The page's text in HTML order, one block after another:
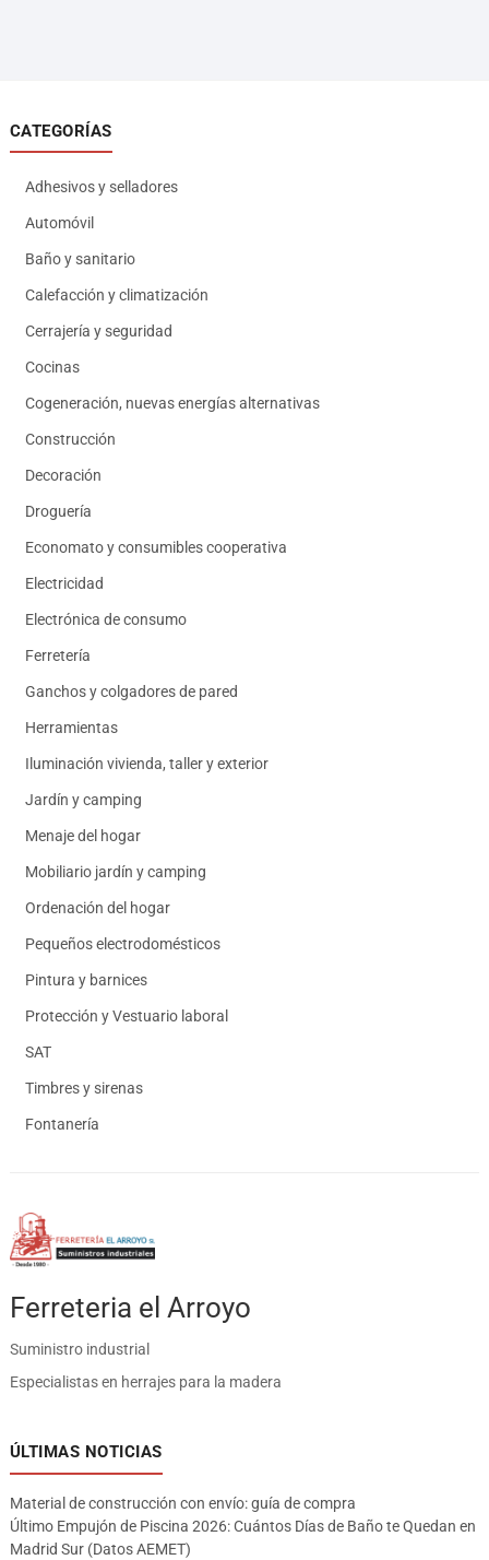
CATEGORÍAS
Adhesivos y selladores
Automóvil
Baño y sanitario
Calefacción y climatización
Cerrajería y seguridad
Cocinas
Cogeneración, nuevas energías alternativas
Construcción
Decoración
Droguería
Economato y consumibles cooperativa
Electricidad
Electrónica de consumo
Ferretería
Ganchos y colgadores de pared
Herramientas
Iluminación vivienda, taller y exterior
Jardín y camping
Menaje del hogar
Mobiliario jardín y camping
Ordenación del hogar
Pequeños electrodomésticos
Pintura y barnices
Protección y Vestuario laboral
SAT
Timbres y sirenas
Fontanería
Ferreteria el Arroyo
Suministro industrial
Especialistas en herrajes para la madera
ÚLTIMAS NOTICIAS
Material de construcción con envío: guía de compra
Último Empujón de Piscina 2026: Cuántos Días de Baño te Quedan en
Madrid Sur (Datos AEMET)